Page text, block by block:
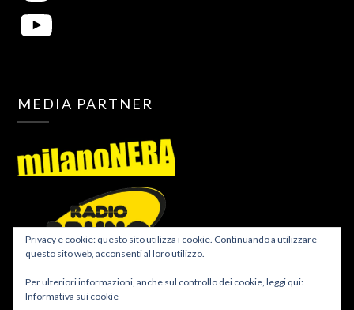
MEDIA PARTNER
Privacy e cookie: questo sito utilizza i cookie. Continuando a utilizzare
questo sito web, acconsenti al loro utilizzo.
Per ulteriori informazioni, anche sul controllo dei cookie, leggi qui:
Informativa sui cookie